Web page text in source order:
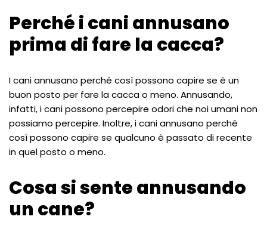
Perché i cani annusano
prima di fare la cacca?
I cani annusano perché così possono capire se è un
buon posto per fare la cacca o meno. Annusando,
infatti, i cani possono percepire odori che noi umani non
possiamo percepire. Inoltre, i cani annusano perché
così possono capire se qualcuno è passato di recente
in quel posto o meno.
Cosa si sente annusando
un cane?